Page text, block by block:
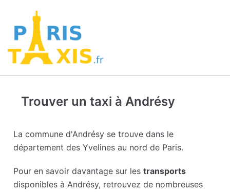
Trouver un taxi à Andrésy
La commune d'Andrésy se trouve dans le
département des Yvelines au nord de Paris.
Pour en savoir davantage sur lestransports
disponibles à Andrésy, retrouvez de nombreuses